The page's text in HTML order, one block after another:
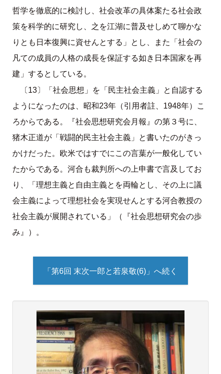
哲学を徹底的に検討し、社会改革の具体案たる社会政
策を科学的に研究し、之を江湖に普及せしめて聊かな
りとも日本復興に資せんとする」とし、また「社会の
凡ての成員の人格の成長を保証する如き日本国家を再
建」するとしている。
〔13〕「社会思想」を「民主社会主義」と自認する
ようになったのは、昭和23年（引用者註、1948年）こ
ろからである。『社会思想研究会月報』の第３号に、
猪木正道が「戦闘的民主社会主義」と書いたのがきっ
かけだった。欧米ではすでにこの言葉が一般化してい
たからである。河合も裁判所への上申書で言及してお
り、「理想主義と自由主義とを両輪とし、その上に議
会主義によって理想社会を実現せんとする河合教授の
社会主義が展開されている」（『社会思想研究会の歩
み』）。
「第6回 末次一郎と若泉敬(6)」へ続く